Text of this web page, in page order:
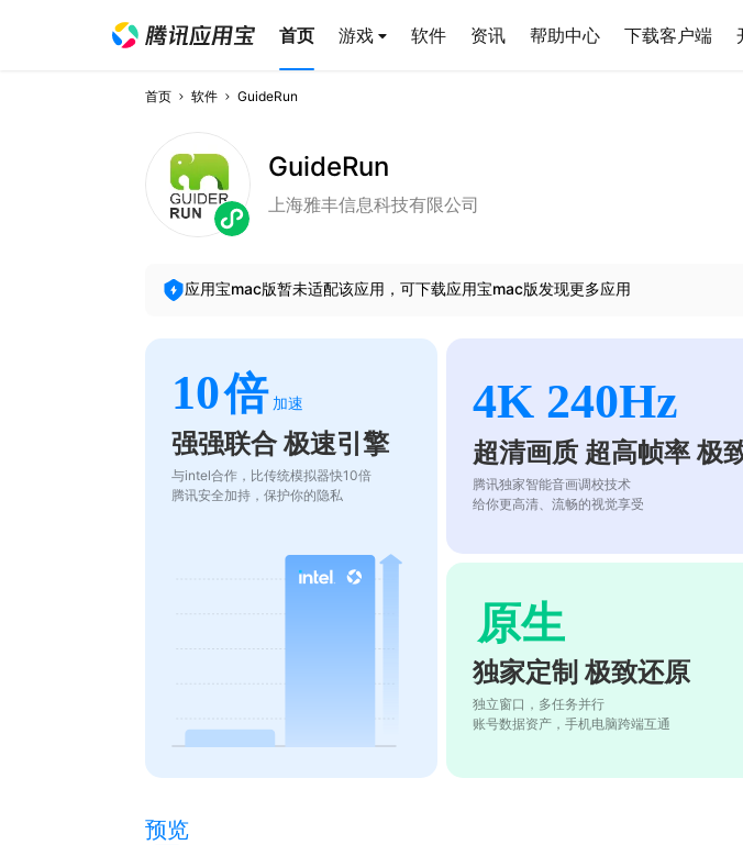
首页 游戏 软件 资讯 帮助中心 下载客户端
首页 软件 GuideRun
GuideRun
上海雅丰信息科技有限公司
应用宝mac版暂未适配该应用，可下载应用宝mac版发现更多应用
10倍 加速
强强联合 极速引擎
与intel合作，比传统模拟器快10倍
腾讯安全加持，保护你的隐私
4K 240Hz
超清画质 超高帧率 极
腾讯独家智能音画调校技术
给你更高清、流畅的视觉享受
原生
独家定制 极致还原
独立窗口，多任务并行
账号数据资产，手机电脑跨端互通
预览